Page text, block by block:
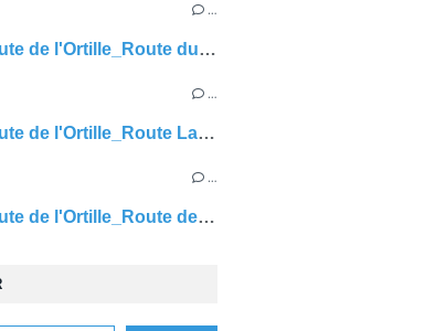
…
carrefour_Route de l'Ortille_Route du Crinquet de Pierre
…
carrefour_Route de l'Ortille_Route Lambin
…
carrefour_Route de l'Ortille_Route de Vieux-Moulin